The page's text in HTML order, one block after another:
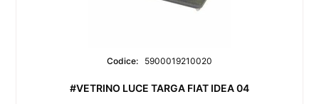
Codice: 5900019210020
#VETRINO LUCE TARGA FIAT IDEA 04